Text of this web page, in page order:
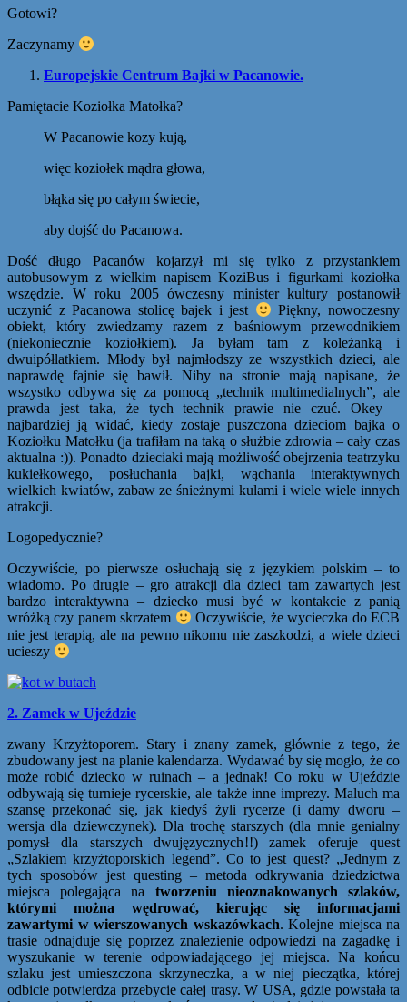
Gotowi?
Zaczynamy
Europejskie Centrum Bajki w Pacanowie.
Pamiętacie Koziołka Matołka?
W Pacanowie kozy kują,
więc koziołek mądra głowa,
błąka się po całym świecie,
aby dojść do Pacanowa.
Dość długo Pacanów kojarzył mi się tylko z przystankiem
autobusowym z wielkim napisem KoziBus i figurkami koziołka
wszędzie. W roku 2005 ówczesny minister kultury postanowił
uczynić z Pacanowa stolicę bajek i jest
Piękny, nowoczesny
obiekt, który zwiedzamy razem z baśniowym przewodnikiem
(niekoniecznie koziołkiem). Ja byłam tam z koleżanką i
dwuipółlatkiem. Młody był najmłodszy ze wszystkich dzieci, ale
naprawdę fajnie się bawił. Niby na stronie mają napisane, że
wszystko odbywa się za pomocą „technik multimedialnych”, ale
prawda jest taka, że tych technik prawie nie czuć. Okey –
najbardziej ją widać, kiedy zostaje puszczona dzieciom bajka o
Koziołku Matołku (ja trafiłam na taką o służbie zdrowia – cały czas
aktualna :)). Ponadto dzieciaki mają możliwość obejrzenia teatrzyku
kukiełkowego, posłuchania bajki, wąchania interaktywnych
wielkich kwiatów, zabaw ze śnieżnymi kulami i wiele wiele innych
atrakcji.
Logopedycznie?
Oczywiście, po pierwsze osłuchają się z językiem polskim – to
wiadomo. Po drugie – gro atrakcji dla dzieci tam zawartych jest
bardzo interaktywna – dziecko musi być w kontakcie z panią
wróżką czy panem skrzatem
Oczywiście, że wycieczka do ECB
nie jest terapią, ale na pewno nikomu nie zaszkodzi, a wiele dzieci
ucieszy
2. Zamek w Ujeździe
zwany Krzyżtoporem. Stary i znany zamek, głównie z tego, że
zbudowany jest na planie kalendarza. Wydawać by się mogło, że co
może robić dziecko w ruinach – a jednak! Co roku w Ujeździe
odbywają się turnieje rycerskie, ale także inne imprezy. Maluch ma
szansę przekonać się, jak kiedyś żyli rycerze (i damy dworu –
wersja dla dziewczynek). Dla trochę starszych (dla mnie genialny
pomysł dla starszych dwujęzycznych!!) zamek oferuje quest
„Szlakiem krzyżtoporskich legend”. Co to jest quest? „Jednym z
tych sposobów jest questing – metoda odkrywania dziedzictwa
miejsca polegająca na tworzeniu nieoznakowanych szlaków,
którymi można wędrować, kierując się informacjami
zawartymi w wierszowanych wskazówkach. Kolejne miejsca na
trasie odnajduje się poprzez znalezienie odpowiedzi na zagadkę i
wyszukanie w terenie odpowiadającego jej miejsca. Na końcu
szlaku jest umieszczona skrzyneczka, a w niej pieczątka, której
odbicie potwierdza przebycie całej trasy. W USA, gdzie powstała ta